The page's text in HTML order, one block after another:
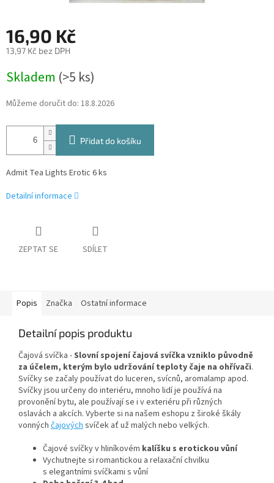
16,90 Kč
13,97 Kč bez DPH
cena:
Skladem (>5 ks)
Můžeme doručit do: 18.8.2026
Přidat do košíku
Admit Tea Lights Erotic 6 ks
Detailní informace
ZEPTAT SE SDÍLET
Popis Značka Ostatní informace
Detailní popis produktu
Čajová svíčka -Slovní spojení čajová svíčka vzniklo původně
za účelem, kterým bylo udržování teploty čaje na ohřívači.
Svíčky se začaly používat do luceren, svícnů, aromalamp apod.
Svíčky jsou určeny do interiéru, mnoho lidí je používá na
provonění bytu, ale používají se i v exteriéru při různých
oslavách a akcích. Vyberte si na našem eshopu z široké škály
vonných čajovýchsvíček ať už malých nebo velkých.
Čajové svíčky v hliníkovém kalíšku s erotickou vůní
Vychutnejte si romantickou a relaxační chvilku
s elegantními svíčkami s vůní